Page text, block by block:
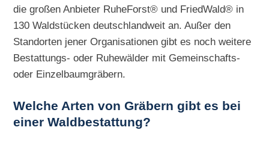
die großen Anbieter RuheForst® und FriedWald® in
130 Waldstücken deutschlandweit an. Außer den
Standorten jener Organisationen gibt es noch weitere
Bestattungs- oder Ruhewälder mit Gemeinschafts-
oder Einzelbaumgräbern.
Welche Arten von Gräbern gibt es bei
einer Waldbestattung?